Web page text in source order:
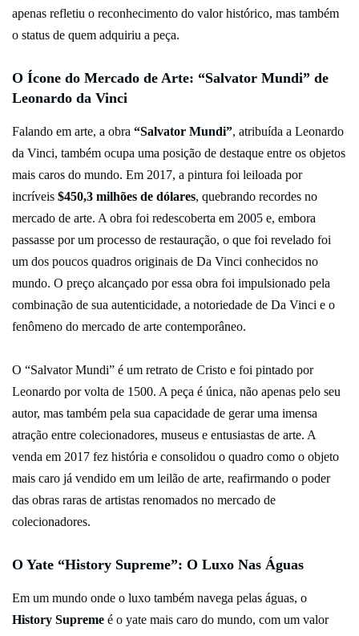
apenas refletiu o reconhecimento do valor histórico, mas também
o status de quem adquiriu a peça.
O Ícone do Mercado de Arte: “Salvator Mundi” de
Leonardo da Vinci
Falando em arte, a obra “Salvator Mundi”, atribuída a Leonardo
da Vinci, também ocupa uma posição de destaque entre os objetos
mais caros do mundo. Em 2017, a pintura foi leiloada por
incríveis $450,3 milhões de dólares, quebrando recordes no
mercado de arte. A obra foi redescoberta em 2005 e, embora
passasse por um processo de restauração, o que foi revelado foi
um dos poucos quadros originais de Da Vinci conhecidos no
mundo. O preço alcançado por essa obra foi impulsionado pela
combinação de sua autenticidade, a notoriedade de Da Vinci e o
fenômeno do mercado de arte contemporâneo.
O “Salvator Mundi” é um retrato de Cristo e foi pintado por
Leonardo por volta de 1500. A peça é única, não apenas pelo seu
autor, mas também pela sua capacidade de gerar uma imensa
atração entre colecionadores, museus e entusiastas de arte. A
venda em 2017 fez história e consolidou o quadro como o objeto
mais caro já vendido em um leilão de arte, reafirmando o poder
das obras raras de artistas renomados no mercado de
colecionadores.
O Yate “History Supreme”: O Luxo Nas Águas
Em um mundo onde o luxo também navega pelas águas, o
History Supreme é o yate mais caro do mundo, com um valor